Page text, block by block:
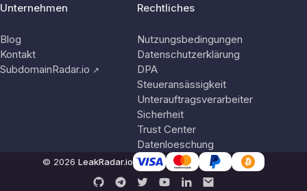
Unternehmen
Blog
Kontakt
SubdomainRadar.io ↗
Rechtliches
Nutzungsbedingungen
Datenschutzerklärung
DPA
Steueransässigkeit
Unterauftragsverarbeiter
Sicherheit
Trust Center
Datenloeschung
© 2026 LeakRadar.io